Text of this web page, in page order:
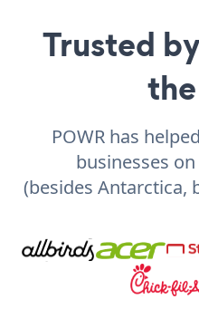
Trusted
POWR has
businesses
(besides Antarctica,